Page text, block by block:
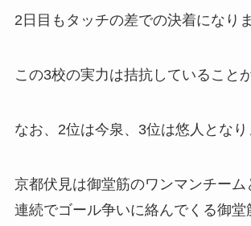
2日目もタッチの差での決着になりま
この3校の実力は拮抗していること
なお、2位は今泉、3位は悠人となり
京都伏見は御堂筋のワンマンチーム
連続でゴール争いに絡んでくる御堂